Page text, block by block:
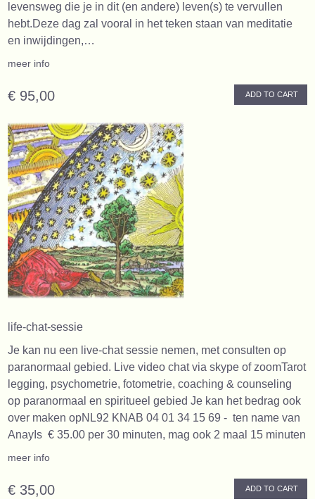
levensweg die je in dit (en andere) leven(s) te vervullen
hebt.Deze dag zal vooral in het teken staan van meditatie
en inwijdingen,…
meer info
€ 95,00 ADD TO CART
life-chat-sessie
Je kan nu een live-chat sessie nemen, met consulten op
paranormaal gebied. Live video chat via skype of zoomTarot
legging, psychometrie, fotometrie, coaching & counseling
op paranormaal en spiritueel gebied Je kan het bedrag ook
over maken opNL92 KNAB 04 01 34 15 69 - ten name van
AnayIs € 35.00 per 30 minuten, mag ook 2 maal 15 minuten
meer info
€ 35,00 ADD TO CART